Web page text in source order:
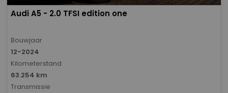
Audi A5 - 2.0 TFSI edition one
Bouwjaar
12-2024
Kilometerstand
63.254 km
Transmissie